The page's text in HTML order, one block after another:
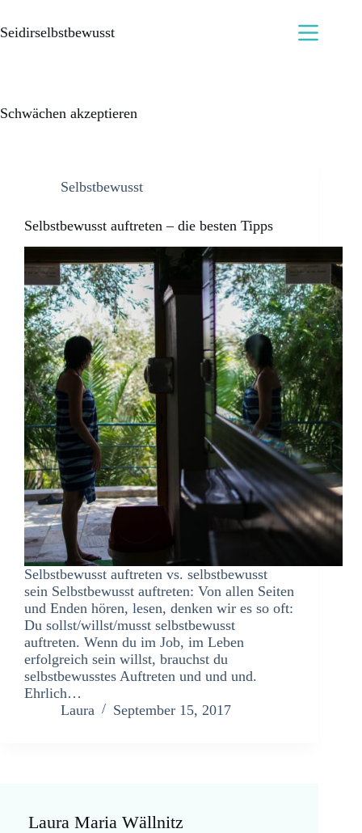
Seidirselbstbewusst
Schwächen akzeptieren
Selbstbewusst
Selbstbewusst auftreten – die besten Tipps
Selbstbewusst auftreten vs. selbstbewusst
sein Selbstbewusst auftreten: Von allen Seiten
und Enden hören, lesen, denken wir es so oft:
Du sollst/willst/musst selbstbewusst
auftreten. Wenn du im Job, im Leben
erfolgreich sein willst, brauchst du
selbstbewusstes Auftreten und und und.
Ehrlich…
Laura
September 15, 2017
Laura Maria Wällnitz